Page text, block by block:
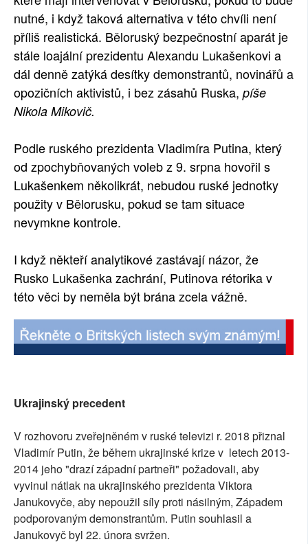
SOCIÁLNÍ SÍTĚ
RUBRIKY
PLNÁ VERZE STRÁNEK
nutné, i když taková alternativa v této chvíli není
příliš realistická. Běloruský bezpečnostní aparát je
stále loajální prezidentu Alexandu Lukašenkovi a
dál denně zatýká desítky demonstrantů, novinářů a
opozičních aktivistů, i bez zásahů Ruska, píše
Nikola Mikovič.
Podle ruského prezidenta Vladimíra Putina, který
od zpochybňovaných voleb z 9. srpna hovořil s
Lukašenkem několikrát, nebudou ruské jednotky
použity v Bělorusku, pokud se tam situace
nevymkne kontrole.
I když někteří analytikové zastávají názor, že
Rusko Lukašenka zachrání, Putinova rétorika v
této věci by neměla být brána zcela vážně.
Ukrajinský precedent
V rozhovoru zveřejněném v ruské televizi r. 2018 přiznal
Vladimír Putin, že během ukrajinské krize v letech 2013-
2014 jeho "drazí západní partneři" požadovali, aby
vyvinul nátlak na ukrajinského prezidenta Viktora
Janukovyče, aby nepoužil síly proti násilným, Západem
podporovaným demonstrantům. Putin souhlasil a
Janukovyč byl 22. února svržen.